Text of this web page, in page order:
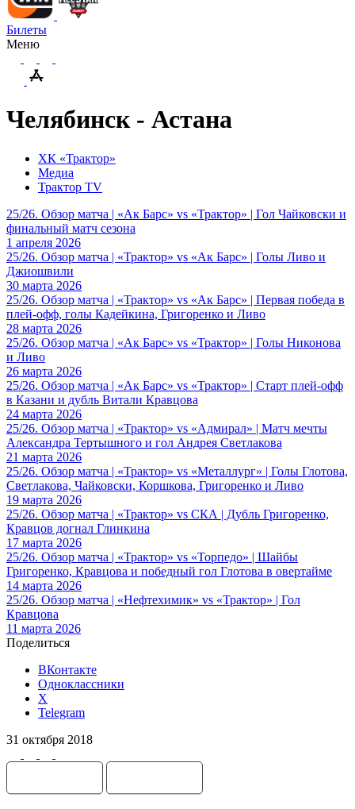
Билеты
Меню
Челябинск - Астана
ХК «Трактор»
Медиа
Трактор TV
25/26. Обзор матча | «Ак Барс» vs «Трактор» | Гол Чайковски и
финальный матч сезона
1 апреля 2026
25/26. Обзор матча | «Трактор» vs «Ак Барс» | Голы Ливо и
Джиошвили
30 марта 2026
25/26. Обзор матча | «Трактор» vs «Ак Барс» | Первая победа в
плей-офф, голы Кадейкина, Григоренко и Ливо
28 марта 2026
25/26. Обзор матча | «Ак Барс» vs «Трактор» | Голы Никонова
и Ливо
26 марта 2026
25/26. Обзор матча | «Ак Барс» vs «Трактор» | Старт плей-офф
в Казани и дубль Витали Кравцова
24 марта 2026
25/26. Обзор матча | «Трактор» vs «Адмирал» | Матч мечты
Александра Тертышного и гол Андрея Светлакова
21 марта 2026
25/26. Обзор матча | «Трактор» vs «Металлург» | Голы Глотова,
Светлакова, Чайковски, Коршкова, Григоренко и Ливо
19 марта 2026
25/26. Обзор матча | «Трактор» vs СКА | Дубль Григоренко,
Кравцов догнал Глинкина
17 марта 2026
25/26. Обзор матча | «Трактор» vs «Торпедо» | Шайбы
Григоренко, Кравцова и победный гол Глотова в овертайме
14 марта 2026
25/26. Обзор матча | «Нефтехимик» vs «Трактор» | Гол
Кравцова
11 марта 2026
Поделиться
ВКонтакте
Одноклассники
X
Telegram
31 октября 2018